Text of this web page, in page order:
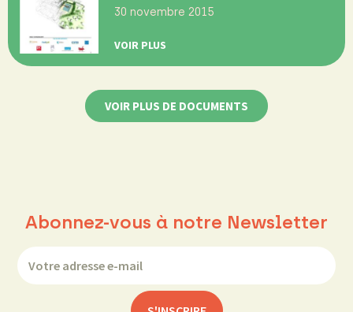
30 novembre 2015
VOIR PLUS
VOIR PLUS DE DOCUMENTS
Abonnez-vous à notre Newsletter